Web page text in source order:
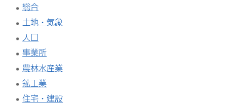
総合
土地・気象
人口
事業所
農林水産業
鉱工業
住宅・建設